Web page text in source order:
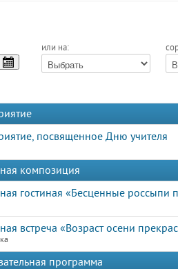
или на:
посвященное Дню учителя
композиция
гостиная «Бесценные россыпи
встреча «Возраст осени
программа